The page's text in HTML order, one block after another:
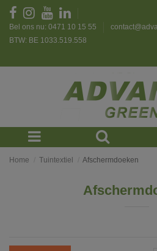
Bel ons nu: 0471 10 15 55
BTW: BE 1033.519.558
Home Tuintextiel Afschermdoeken